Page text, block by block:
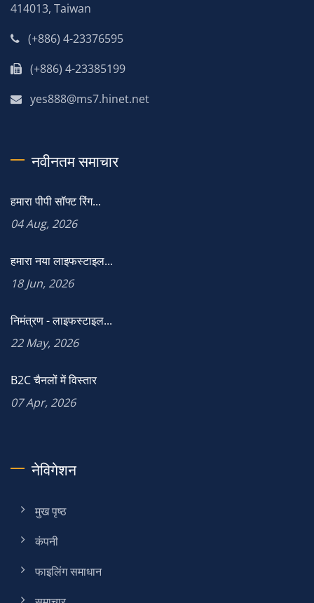
414013, Taiwan
(+886) 4-23376595
(+886) 4-23385199
yes888@ms7.hinet.net
नवीनतम समाचार
हमारा पीपी सॉफ्ट रिंग...
04 Aug, 2026
हमारा नया लाइफस्टाइल...
18 Jun, 2026
निमंत्रण - लाइफस्टाइल...
22 May, 2026
B2C चैनलों में विस्तार
07 Apr, 2026
नेविगेशन
मुख पृष्ठ
कंपनी
फाइलिंग समाधान